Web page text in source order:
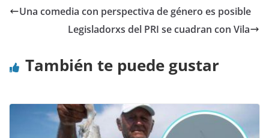
Una comedia con perspectiva de género es posible
Legisladorxs del PRI se cuadran con Vila
También te puede gustar